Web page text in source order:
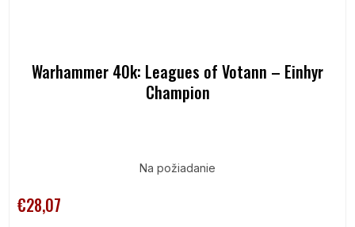
Warhammer 40k: Leagues of Votann – Einhyr
Champion
Na požiadanie
€28,07